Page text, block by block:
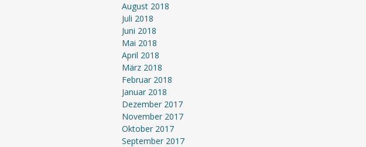
August 2018
Juli 2018
Juni 2018
Mai 2018
April 2018
März 2018
Februar 2018
Januar 2018
Dezember 2017
November 2017
Oktober 2017
September 2017